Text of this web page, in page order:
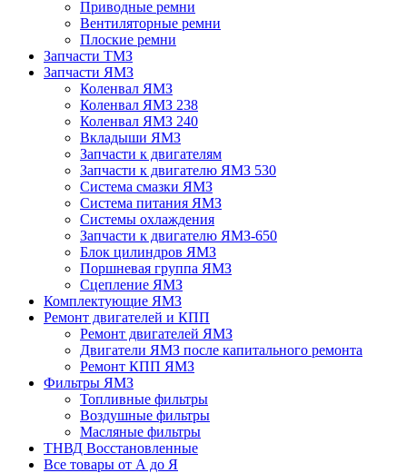
Приводные ремни
Вентиляторные ремни
Плоские ремни
Запчасти ТМЗ
Запчасти ЯМЗ
Коленвал ЯМЗ
Коленвал ЯМЗ 238
Коленвал ЯМЗ 240
Вкладыши ЯМЗ
Запчасти к двигателям
Запчасти к двигателю ЯМЗ 530
Система смазки ЯМЗ
Система питания ЯМЗ
Системы охлаждения
Запчасти к двигателю ЯМЗ-650
Блок цилиндров ЯМЗ
Поршневая группа ЯМЗ
Сцепление ЯМЗ
Комплектующие ЯМЗ
Ремонт двигателей и КПП
Ремонт двигателей ЯМЗ
Двигатели ЯМЗ после капитального ремонта
Ремонт КПП ЯМЗ
Фильтры ЯМЗ
Топливные фильтры
Воздушные фильтры
Масляные фильтры
ТНВД Восстановленные
Все товары от А до Я